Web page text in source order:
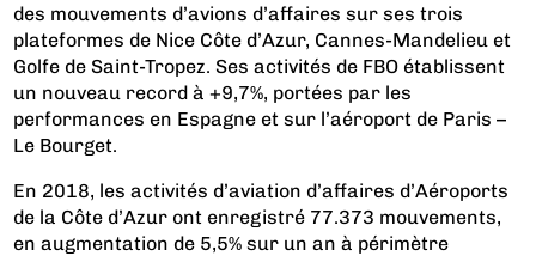
des mouvements d’avions d’affaires sur ses trois
plateformes de Nice Côte d’Azur, Cannes-Mandelieu et
Golfe de Saint-Tropez. Ses activités de FBO établissent
un nouveau record à +9,7%, portées par les
performances en Espagne et sur l’aéroport de Paris –
Le Bourget.
En 2018, les activités d’aviation d’affaires d’Aéroports
de la Côte d’Azur ont enregistré 77.373 mouvements,
en augmentation de 5,5% sur un an à périmètre